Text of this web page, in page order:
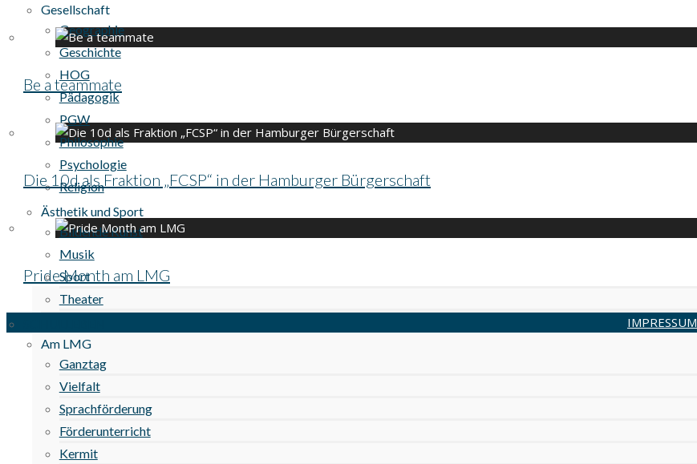
Gesellschaft
Geographie
Geschichte
HOG
Pädagogik
PGW
Philosophie
Psychologie
Religion
Ästhetik und Sport
Bildende Kunst
Musik
Sport
Theater
Am LMG
Ganztag
Vielfalt
Sprachförderung
Förderunterricht
Kermit
Be a teammate
Die 10d als Fraktion „FCSP“ in der Hamburger Bürgerschaft
Pride Month am LMG
IMPRESSUM